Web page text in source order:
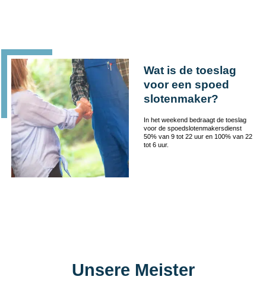
Wat is de toeslag
voor een spoed
slotenmaker?
In het weekend bedraagt de toeslag
voor de spoedslotenmakersdienst
50% van 9 tot 22 uur en 100% van 22
tot 6 uur.
Unsere Meister